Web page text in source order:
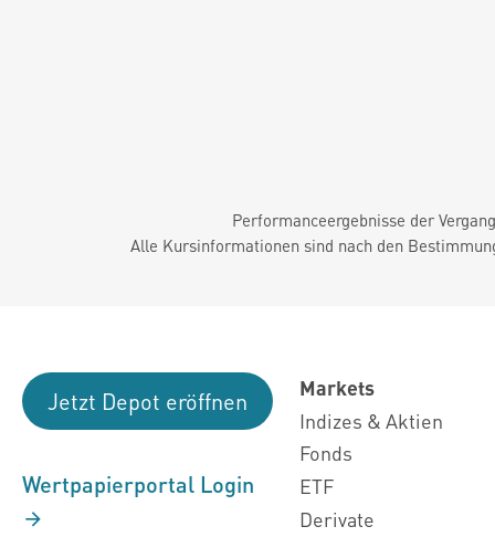
Performanceergebnisse der
Alle Kursinformationen sind nach den
Jetzt Depot eröffnen
Wertpapierportal Login
Markets
Indizes & Aktien
Fonds
ETF
Derivate